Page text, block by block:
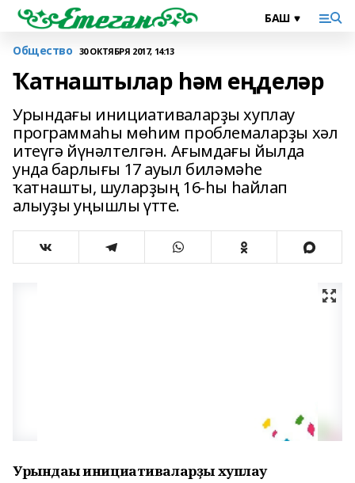
Общество 30 ОКТЯБРЯ 2017, 14:13
Ҡатнаштылар һәм еңделәр
Урындағы инициативаларҙы хуплау
программаһы мөһим проблемаларҙы хәл
итеүгә йүнәлтелгән. Ағымдағы йылда
унда барлығы 17 ауыл биләмәһе
ҡатнашты, шуларҙың 16-һы һайлап
алыуҙы уңышлы үтте.
Урындағы инициативаларҙы хуплау